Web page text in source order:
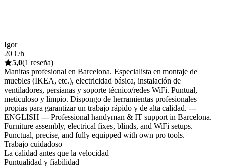
Igor
20 €/h
5,0(1 reseña)
Manitas profesional en Barcelona. Especialista en montaje de
muebles (IKEA, etc.), electricidad básica, instalación de
ventiladores, persianas y soporte técnico/redes WiFi. Puntual,
meticuloso y limpio. Dispongo de herramientas profesionales
propias para garantizar un trabajo rápido y de alta calidad. ---
ENGLISH --- Professional handyman & IT support in Barcelona.
Furniture assembly, electrical fixes, blinds, and WiFi setups.
Punctual, precise, and fully equipped with own pro tools.
Trabajo cuidadoso
La calidad antes que la velocidad
Puntualidad y fiabilidad